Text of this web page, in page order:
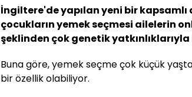
İngiltere'de yapılan yeni bir
çocukların yemek seçmesi ailelerin
şeklinden çok genetik
Buna göre, yemek seçme çok küçük
bir özellik olabiliyor.